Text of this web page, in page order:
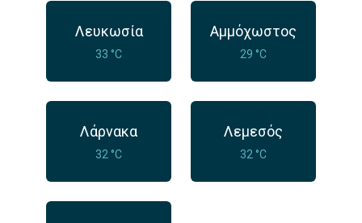
Λευκωσία
33 °C
Αμμόχωστος
29 °C
Λάρνακα
32 °C
Λεμεσός
32 °C